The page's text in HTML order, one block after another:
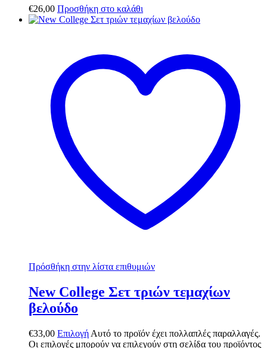
€26,00 Προσθήκη στο καλάθι
Πρόσθήκη στην λίστα επιθυμιών
New College Σετ τριών τεμαχίων
βελούδο
€33,00 Επιλογή Αυτό το προϊόν έχει πολλαπλές παραλλαγές.
Οι επιλογές μπορούν να επιλεγούν στη σελίδα του προϊόντος